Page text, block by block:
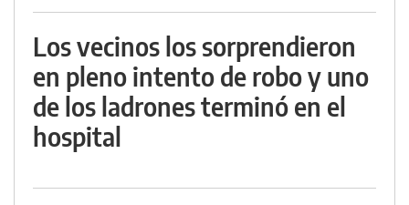
Los vecinos los sorprendieron
en pleno intento de robo y uno
de los ladrones terminó en el
hospital